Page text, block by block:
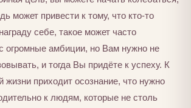
может привести к тому, что кто-то
себе, такое может часто
огромные амбиции, но Вам нужно не
и тогда Вы придёте к успеху. К
приходит осознание, что нужно
к людям, которые не столь